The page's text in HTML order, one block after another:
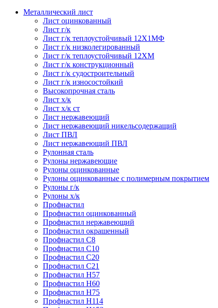
Металлический лист
Лист оцинкованный
Лист г/к
Лист г/к теплоустойчивый 12Х1МФ
Лист г/к низколегированный
Лист г/к теплоустойчивый 12ХМ
Лист г/к конструкционный
Лист г/к судостроительный
Лист г/к износостойкий
Высокопрочная сталь
Лист х/к
Лист х/к ст
Лист нержавеющий
Лист нержавеющий никельсодержащий
Лист ПВЛ
Лист нержавеющий ПВЛ
Рулонная сталь
Рулоны нержавеющие
Рулоны оцинкованные
Рулоны оцинкованные с полимерным покрытием
Рулоны г/к
Рулоны х/к
Профнастил
Профнастил оцинкованный
Профнастил нержавеющий
Профнастил окрашенный
Профнастил С8
Профнастил С10
Профнастил С20
Профнастил С21
Профнастил Н57
Профнастил Н60
Профнастил Н75
Профнастил Н114